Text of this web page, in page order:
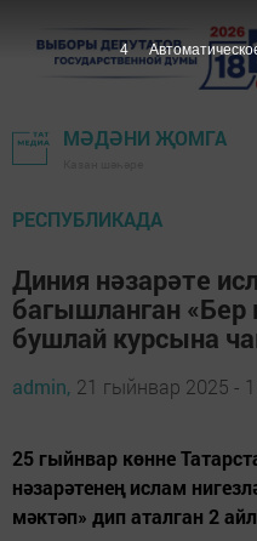
МӘДӘНИ ҖОМГА
РЕСПУБЛИКАДА
Диния нәзарәте
багышланган «Бер
бушлай курсына
admin, 21 гыйнвар 2025 -
25 гыйнвар көнне
нәзарәтенең ислам
мәктәп» дип аталган 2
3